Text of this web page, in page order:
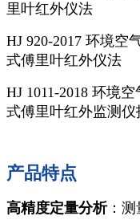
里叶红外仪法
HJ 920-2017 环境空
式傅里叶红外仪法
HJ 1011-2018 环境
式傅里叶红外监测
产品特点
高精度定量分析：测